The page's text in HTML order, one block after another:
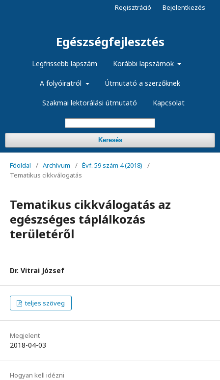
Egészségfejlesztés
Legfrissebb lapszám Korábbi lapszámok
A folyóiratról Útmutató a szerzőknek
Szakmai lektorálási útmutató Kapcsolat
Keresés
Regisztráció Bejelentkezés
Főoldal / Archívum / Évf. 59 szám 4 (2018)
/
Tematikus cikkválogatás
Tematikus cikkválogatás az
egészséges táplálkozás
területéről
Dr. Vitrai József
teljes szöveg
Megjelent
2018-04-03
Hogyan kell idézni